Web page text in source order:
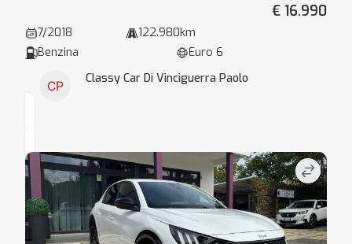
€ 16.990
7/2018
122.980km
Benzina
Euro 6
Classy Car Di Vinciguerra Paolo